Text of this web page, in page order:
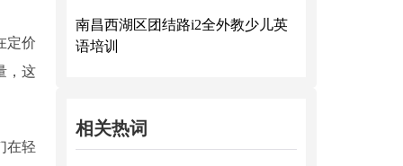
定价
，这
在轻
南昌西湖区团结路i2全外教少儿英
语培训
相关热词